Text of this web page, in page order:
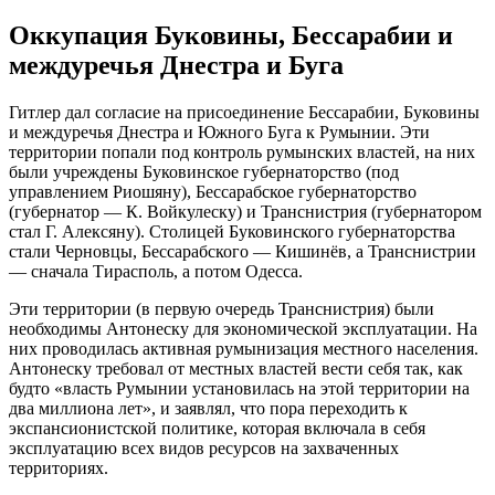
Оккупация Буковины, Бессарабии и
междуречья Днестра и Буга
Гитлер дал согласие на присоединение Бессарабии, Буковины
и междуречья Днестра и Южного Буга к Румынии. Эти
территории попали под контроль румынских властей, на них
были учреждены Буковинское губернаторство (под
управлением Риошяну), Бессарабское губернаторство
(губернатор — К. Войкулеску) и Транснистрия (губернатором
стал Г. Алексяну). Столицей Буковинского губернаторства
стали Черновцы, Бессарабского — Кишинёв, а Транснистрии
— сначала Тирасполь, а потом Одесса.
Эти территории (в первую очередь Транснистрия) были
необходимы Антонеску для экономической эксплуатации. На
них проводилась активная румынизация местного населения.
Антонеску требовал от местных властей вести себя так, как
будто «власть Румынии установилась на этой территории на
два миллиона лет», и заявлял, что пора переходить к
экспансионистской политике, которая включала в себя
эксплуатацию всех видов ресурсов на захваченных
территориях.